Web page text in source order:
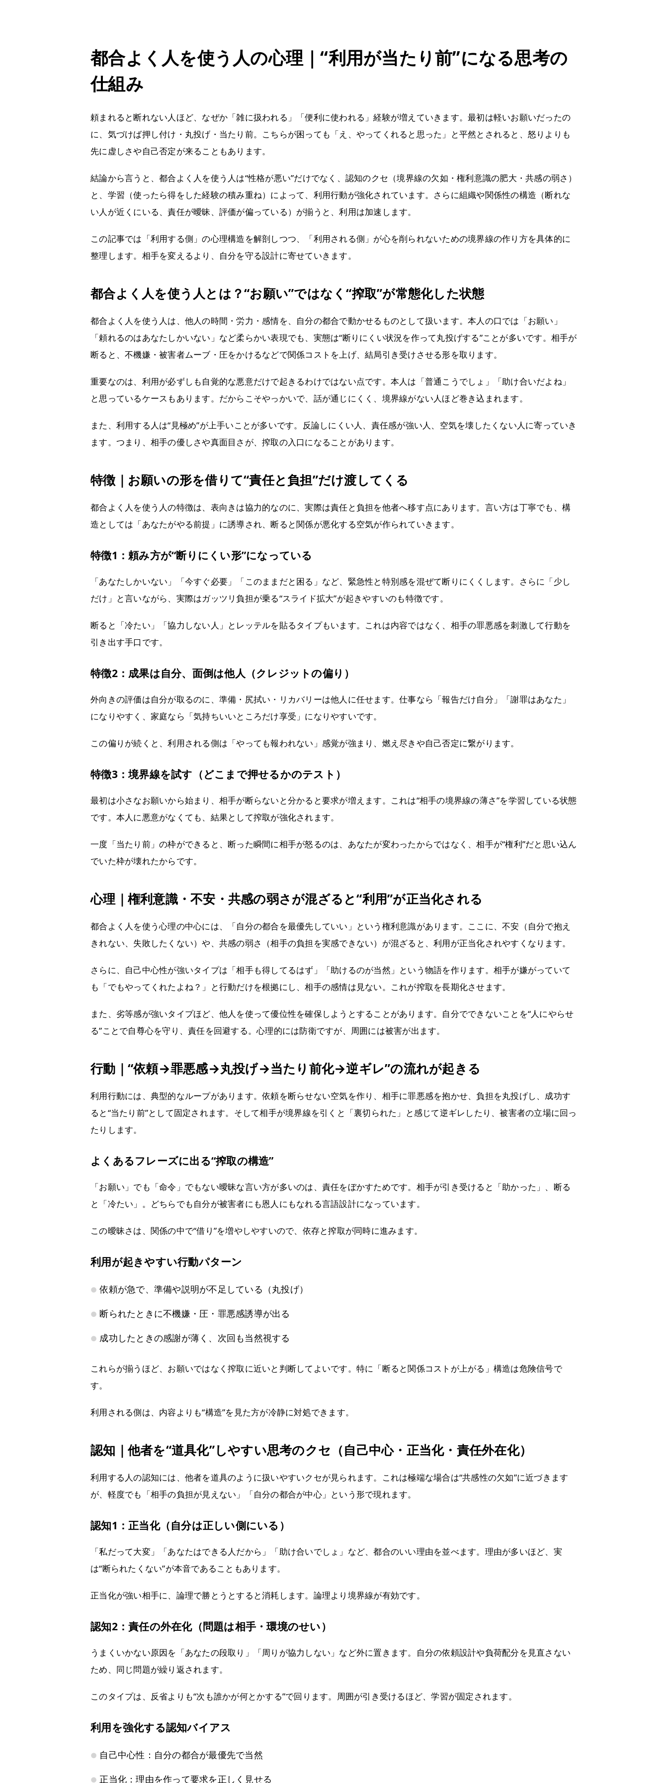
都合よく人を使う人の心理｜“利用が当たり前”になる思考の
仕組み
頼まれると断れない人ほど、なぜか「雑に扱われる」「便利に使われる」経験が増えていきます。最初は軽いお願いだったの
に、気づけば押し付け・丸投げ・当たり前。こちらが困っても「え、やってくれると思った」と平然とされると、怒りよりも
先に虚しさや自己否定が来ることもあります。
結論から言うと、都合よく人を使う人は“性格が悪い”だけでなく、認知のクセ（境界線の欠如・権利意識の肥大・共感の弱さ）
と、学習（使ったら得をした経験の積み重ね）によって、利用行動が強化されています。さらに組織や関係性の構造（断れな
い人が近くにいる、責任が曖昧、評価が偏っている）が揃うと、利用は加速します。
この記事では「利用する側」の心理構造を解剖しつつ、「利用される側」が心を削られないための境界線の作り方を具体的に
整理します。相手を変えるより、自分を守る設計に寄せていきます。
都合よく人を使う人とは？“お願い”ではなく“搾取”が常態化した状態
都合よく人を使う人は、他人の時間・労力・感情を、自分の都合で動かせるものとして扱います。本人の口では「お願い」
「頼れるのはあなたしかいない」など柔らかい表現でも、実態は“断りにくい状況を作って丸投げする”ことが多いです。相手が
断ると、不機嫌・被害者ムーブ・圧をかけるなどで関係コストを上げ、結局引き受けさせる形を取ります。
重要なのは、利用が必ずしも自覚的な悪意だけで起きるわけではない点です。本人は「普通こうでしょ」「助け合いだよね」
と思っているケースもあります。だからこそやっかいで、話が通じにくく、境界線がない人ほど巻き込まれます。
また、利用する人は“見極め”が上手いことが多いです。反論しにくい人、責任感が強い人、空気を壊したくない人に寄っていき
ます。つまり、相手の優しさや真面目さが、搾取の入口になることがあります。
特徴｜お願いの形を借りて“責任と負担”だけ渡してくる
都合よく人を使う人の特徴は、表向きは協力的なのに、実際は責任と負担を他者へ移す点にあります。言い方は丁寧でも、構
造としては「あなたがやる前提」に誘導され、断ると関係が悪化する空気が作られていきます。
特徴1：頼み方が“断りにくい形”になっている
「あなたしかいない」「今すぐ必要」「このままだと困る」など、緊急性と特別感を混ぜて断りにくくします。さらに「少し
だけ」と言いながら、実際はガッツリ負担が乗る“スライド拡大”が起きやすいのも特徴です。
断ると「冷たい」「協力しない人」とレッテルを貼るタイプもいます。これは内容ではなく、相手の罪悪感を刺激して行動を
引き出す手口です。
特徴2：成果は自分、面倒は他人（クレジットの偏り）
外向きの評価は自分が取るのに、準備・尻拭い・リカバリーは他人に任せます。仕事なら「報告だけ自分」「謝罪はあなた」
になりやすく、家庭なら「気持ちいいところだけ享受」になりやすいです。
この偏りが続くと、利用される側は「やっても報われない」感覚が強まり、燃え尽きや自己否定に繋がります。
特徴3：境界線を試す（どこまで押せるかのテスト）
最初は小さなお願いから始まり、相手が断らないと分かると要求が増えます。これは“相手の境界線の薄さ”を学習している状態
です。本人に悪意がなくても、結果として搾取が強化されます。
一度「当たり前」の枠ができると、断った瞬間に相手が怒るのは、あなたが変わったからではなく、相手が“権利”だと思い込ん
でいた枠が壊れたからです。
心理｜権利意識・不安・共感の弱さが混ざると“利用”が正当化される
都合よく人を使う心理の中心には、「自分の都合を最優先していい」という権利意識があります。ここに、不安（自分で抱え
きれない、失敗したくない）や、共感の弱さ（相手の負担を実感できない）が混ざると、利用が正当化されやすくなります。
さらに、自己中心性が強いタイプは「相手も得してるはず」「助けるのが当然」という物語を作ります。相手が嫌がっていて
も「でもやってくれたよね？」と行動だけを根拠にし、相手の感情は見ない。これが搾取を長期化させます。
また、劣等感が強いタイプほど、他人を使って優位性を確保しようとすることがあります。自分でできないことを“人にやらせ
る”ことで自尊心を守り、責任を回避する。心理的には防衛ですが、周囲には被害が出ます。
行動｜“依頼→罪悪感→丸投げ→当たり前化→逆ギレ”の流れが起きる
利用行動には、典型的なループがあります。依頼を断らせない空気を作り、相手に罪悪感を抱かせ、負担を丸投げし、成功す
ると“当たり前”として固定されます。そして相手が境界線を引くと「裏切られた」と感じて逆ギレしたり、被害者の立場に回っ
たりします。
よくあるフレーズに出る“搾取の構造”
「お願い」でも「命令」でもない曖昧な言い方が多いのは、責任をぼかすためです。相手が引き受けると「助かった」、断る
と「冷たい」。どちらでも自分が被害者にも恩人にもなれる言語設計になっています。
この曖昧さは、関係の中で“借り”を増やしやすいので、依存と搾取が同時に進みます。
利用が起きやすい行動パターン
依頼が急で、準備や説明が不足している（丸投げ）
断られたときに不機嫌・圧・罪悪感誘導が出る
成功したときの感謝が薄く、次回も当然視する
これらが揃うほど、お願いではなく搾取に近いと判断してよいです。特に「断ると関係コストが上がる」構造は危険信号で
す。
利用される側は、内容よりも“構造”を見た方が冷静に対処できます。
認知｜他者を“道具化”しやすい思考のクセ（自己中心・正当化・責任外在化）
利用する人の認知には、他者を道具のように扱いやすいクセが見られます。これは極端な場合は“共感性の欠如”に近づきます
が、軽度でも「相手の負担が見えない」「自分の都合が中心」という形で現れます。
認知1：正当化（自分は正しい側にいる）
「私だって大変」「あなたはできる人だから」「助け合いでしょ」など、都合のいい理由を並べます。理由が多いほど、実
は“断られたくない”が本音であることもあります。
正当化が強い相手に、論理で勝とうとすると消耗します。論理より境界線が有効です。
認知2：責任の外在化（問題は相手・環境のせい）
うまくいかない原因を「あなたの段取り」「周りが協力しない」など外に置きます。自分の依頼設計や負荷配分を見直さない
ため、同じ問題が繰り返されます。
このタイプは、反省よりも“次も誰かが何とかする”で回ります。周囲が引き受けるほど、学習が固定されます。
利用を強化する認知バイアス
自己中心性：自分の都合が最優先で当然
正当化：理由を作って要求を正しく見せる